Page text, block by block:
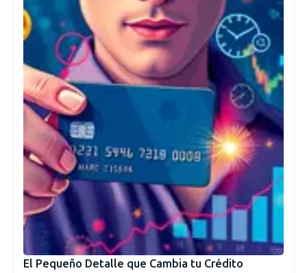
El Pequeño Detalle que Cambia tu Crédito